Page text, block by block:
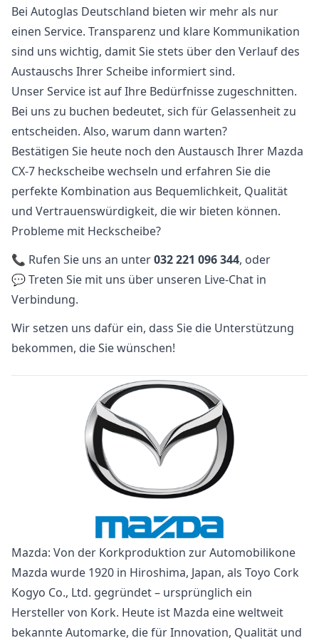
Bei Autoglas Deutschland bieten wir mehr als nur
einen Service. Transparenz und klare Kommunikation
sind uns wichtig, damit Sie stets über den Verlauf des
Austauschs Ihrer Scheibe informiert sind.
Unser Service ist auf Ihre Bedürfnisse zugeschnitten.
Bei uns zu buchen bedeutet, sich für Gelassenheit zu
entscheiden. Also, warum dann warten?
Bestätigen Sie heute noch den Austausch Ihrer Mazda
CX-7 heckscheibe wechseln und erfahren Sie die
perfekte Kombination aus Bequemlichkeit, Qualität
und Vertrauenswürdigkeit, die wir bieten können.
Probleme mit Heckscheibe?
📞 Rufen Sie uns an unter032 221 096 344, oder
💬 Treten Sie mit uns über unseren Live-Chat in
Verbindung.
Wir setzen uns dafür ein, dass Sie die Unterstützung
bekommen, die Sie wünschen!
Mazda: Von der Korkproduktion zur Automobilikone
Mazda wurde 1920 in Hiroshima, Japan, als Toyo Cork
Kogyo Co., Ltd. gegründet – ursprünglich ein
Hersteller von Kork. Heute ist Mazda eine weltweit
bekannte Automarke, die für Innovation, Qualität und